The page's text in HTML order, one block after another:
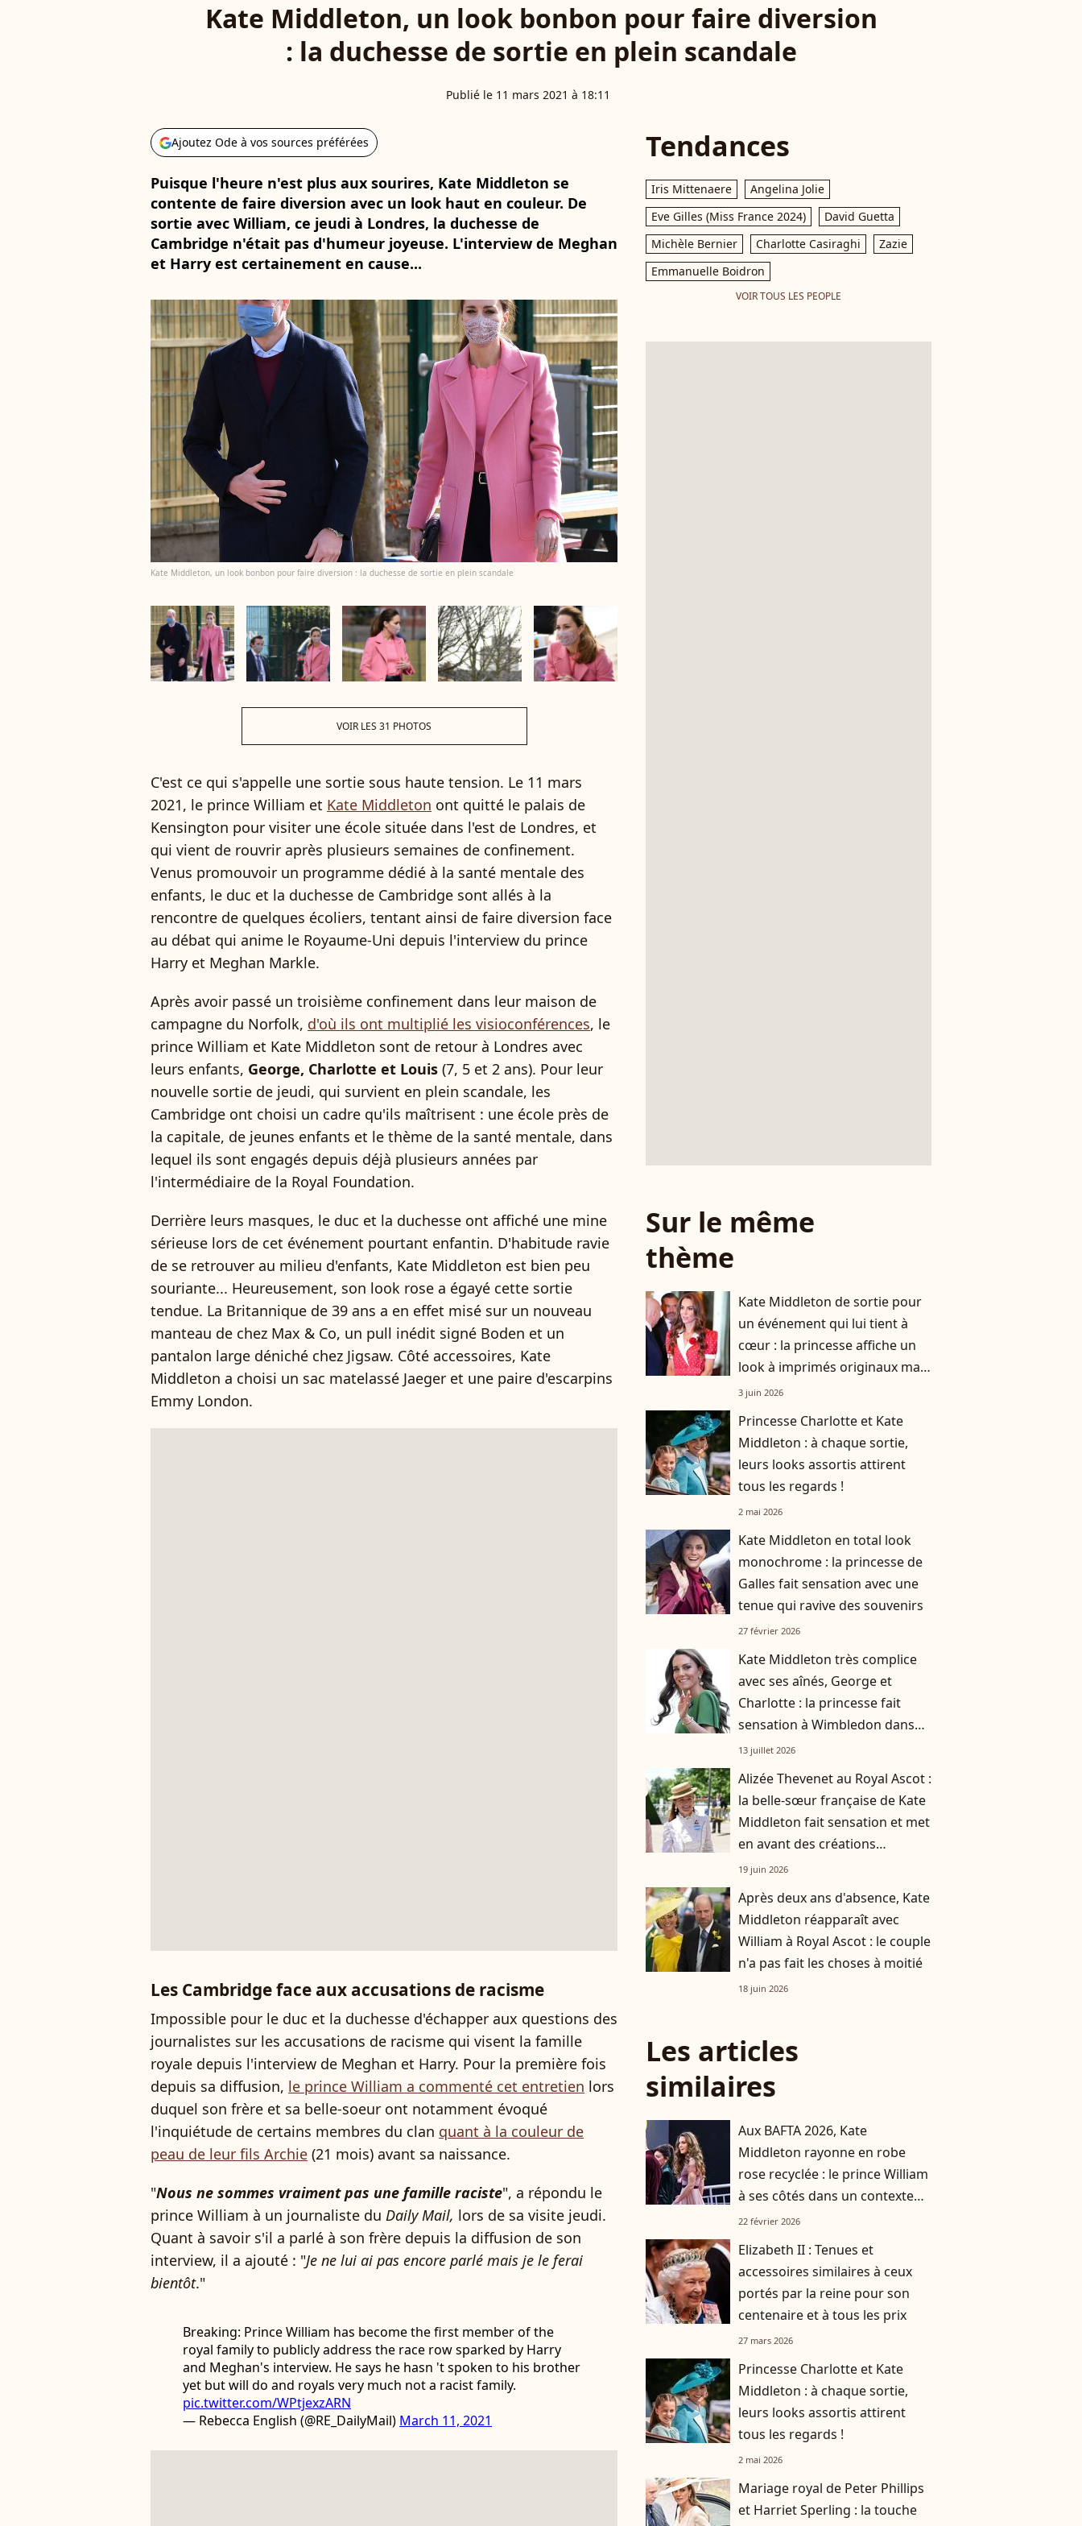
Kate Middleton, un look bonbon pour faire diversion
: la duchesse de sortie en plein scandale
Publié le 11 mars 2021 à 18:11
Ajoutez Ode à vos sources préférées
Puisque l'heure n'est plus aux sourires, Kate Middleton se
contente de faire diversion avec un look haut en couleur. De
sortie avec William, ce jeudi à Londres, la duchesse de
Cambridge n'était pas d'humeur joyeuse. L'interview de Meghan
et Harry est certainement en cause...
Kate Middleton, un look bonbon pour faire diversion : la duchesse de sortie en plein scandale
VOIR LES 31 PHOTOS
C'est ce qui s'appelle une sortie sous haute tension. Le 11 mars
2021, le prince William et Kate Middleton ont quitté le palais de
Kensington pour visiter une école située dans l'est de Londres, et
qui vient de rouvrir après plusieurs semaines de confinement.
Venus promouvoir un programme dédié à la santé mentale des
enfants, le duc et la duchesse de Cambridge sont allés à la
rencontre de quelques écoliers, tentant ainsi de faire diversion face
au débat qui anime le Royaume-Uni depuis l'interview du prince
Harry et Meghan Markle.
Après avoir passé un troisième confinement dans leur maison de
campagne du Norfolk, d'où ils ont multiplié les visioconférences, le
prince William et Kate Middleton sont de retour à Londres avec
leurs enfants, George, Charlotte et Louis (7, 5 et 2 ans). Pour leur
nouvelle sortie de jeudi, qui survient en plein scandale, les
Cambridge ont choisi un cadre qu'ils maîtrisent : une école près de
la capitale, de jeunes enfants et le thème de la santé mentale, dans
lequel ils sont engagés depuis déjà plusieurs années par
l'intermédiaire de la Royal Foundation.
Derrière leurs masques, le duc et la duchesse ont affiché une mine
sérieuse lors de cet événement pourtant enfantin. D'habitude ravie
de se retrouver au milieu d'enfants, Kate Middleton est bien peu
souriante... Heureusement, son look rose a égayé cette sortie
tendue. La Britannique de 39 ans a en effet misé sur un nouveau
manteau de chez Max & Co, un pull inédit signé Boden et un
pantalon large déniché chez Jigsaw. Côté accessoires, Kate
Middleton a choisi un sac matelassé Jaeger et une paire d'escarpins
Emmy London.
Les Cambridge face aux accusations de racisme
Impossible pour le duc et la duchesse d'échapper aux questions des
journalistes sur les accusations de racisme qui visent la famille
royale depuis l'interview de Meghan et Harry. Pour la première fois
depuis sa diffusion, le prince William a commenté cet entretien lors
duquel son frère et sa belle-soeur ont notamment évoqué
l'inquiétude de certains membres du clan quant à la couleur de
peau de leur fils Archie (21 mois) avant sa naissance.
"Nous ne sommes vraiment pas une famille raciste", a répondu le
prince William à un journaliste du Daily Mail, lors de sa visite jeudi.
Quant à savoir s'il a parlé à son frère depuis la diffusion de son
interview, il a ajouté : "Je ne lui ai pas encore parlé mais je le ferai
bientôt."
Breaking: Prince William has become the first member of the
royal family to publicly address the race row sparked by Harry
and Meghan's interview. He says he hasn 't spoken to his brother
yet but will do and royals very much not a racist family.
pic.twitter.com/WPtjexzARN
— Rebecca English (@RE_DailyMail) March 11, 2021
Tendances
Iris Mittenaere
Angelina Jolie
Eve Gilles (Miss France 2024)
David Guetta
Michèle Bernier
Charlotte Casiraghi
Zazie
Emmanuelle Boidron
VOIR TOUS LES PEOPLE
Sur le même
thème
Kate Middleton de sortie pour
un événement qui lui tient à
cœur : la princesse affiche un
look à imprimés originaux mais
très tendances
3 juin 2026
Princesse Charlotte et Kate
Middleton : à chaque sortie,
leurs looks assortis attirent
tous les regards !
2 mai 2026
Kate Middleton en total look
monochrome : la princesse de
Galles fait sensation avec une
tenue qui ravive des souvenirs
27 février 2026
Kate Middleton très complice
avec ses aînés, George et
Charlotte : la princesse fait
sensation à Wimbledon dans
une robe vert olive
13 juillet 2026
Alizée Thevenet au Royal Ascot :
la belle-sœur française de Kate
Middleton fait sensation et met
en avant des créations
françaises
19 juin 2026
Après deux ans d'absence, Kate
Middleton réapparaît avec
William à Royal Ascot : le couple
n'a pas fait les choses à moitié
18 juin 2026
Les articles
similaires
Aux BAFTA 2026, Kate
Middleton rayonne en robe
rose recyclée : le prince William
à ses côtés dans un contexte
délicat pour la famille royale
22 février 2026
Elizabeth II : Tenues et
accessoires similaires à ceux
portés par la reine pour son
centenaire et à tous les prix
27 mars 2026
Princesse Charlotte et Kate
Middleton : à chaque sortie,
leurs looks assortis attirent
tous les regards !
2 mai 2026
Mariage royal de Peter Phillips
et Harriet Sperling : la touche